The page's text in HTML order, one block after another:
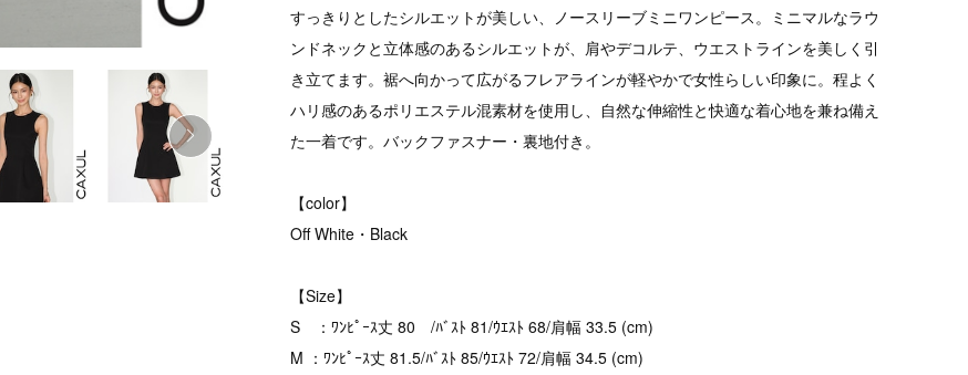
すっきりとしたシルエットが美しい、ノースリーブミニワンピース。ミニマルなラウ
ンドネックと立体感のあるシルエットが、肩やデコルテ、ウエストラインを美しく引
き立てます。裾へ向かって広がるフレアラインが軽やかで女性らしい印象に。程よく
ハリ感のあるポリエステル混素材を使用し、自然な伸縮性と快適な着心地を兼ね備え
た一着です。バックファスナー・裏地付き。
【color】
Off White・Black
【Size】
S ：ﾜﾝﾋﾟｰｽ丈 80 /ﾊﾞｽﾄ 81/ｳｴｽﾄ 68/肩幅 33.5 (cm)
M ：ﾜﾝﾋﾟｰｽ丈 81.5/ﾊﾞｽﾄ 85/ｳｴｽﾄ 72/肩幅 34.5 (cm)